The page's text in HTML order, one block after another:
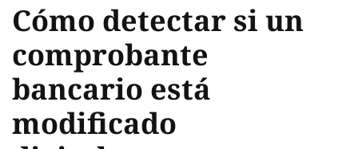
Cómo detectar si un
comprobante
bancario está
modificado